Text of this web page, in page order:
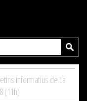
informatius de La
(11h)